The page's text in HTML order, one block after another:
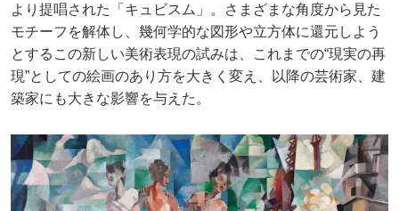
より提唱された「キュビスム」。さまざまな角度から見た
モチーフを解体し、幾何学的な図形や立方体に還元しよう
とするこの新しい美術表現の試みは、これまでの“現実の再
現”としての絵画のあり方を大きく変え、以降の芸術家、建
築家にも大きな影響を与えた。